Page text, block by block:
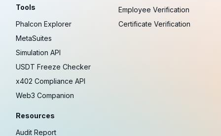
Tools
Phalcon Explorer
MetaSuites
Simulation API
USDT Freeze Checker
x402 Compliance API
Web3 Companion
Resources
Audit Report
Employee Verification
Certificate Verification